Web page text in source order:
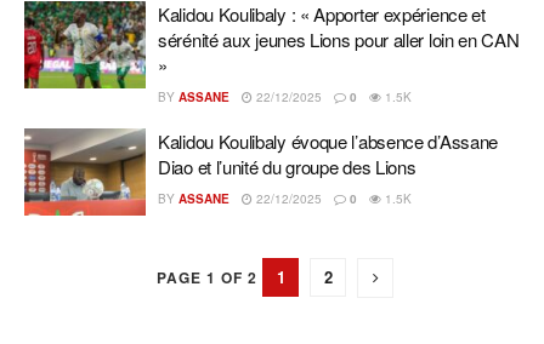
Kalidou Koulibaly : « Apporter expérience et
sérénité aux jeunes Lions pour aller loin en CAN
»
BY ASSANE 22/12/2025 0 1.5K
Kalidou Koulibaly évoque l’absence d’Assane
Diao et l’unité du groupe des Lions
BY ASSANE 22/12/2025 0 1.5K
PAGE 1 OF 2 1 2